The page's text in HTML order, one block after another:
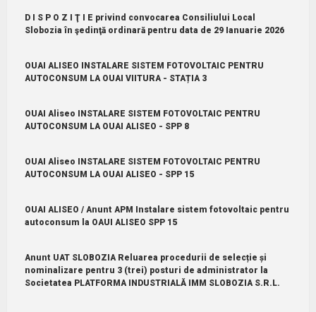
D I S P O Z I Ţ I E privind convocarea Consiliului Local
Slobozia în şedinţă ordinară pentru data de 29 Ianuarie 2026
OUAI ALISEO INSTALARE SISTEM FOTOVOLTAIC PENTRU
AUTOCONSUM LA OUAI VIITURA - STAȚIA 3
OUAI Aliseo INSTALARE SISTEM FOTOVOLTAIC PENTRU
AUTOCONSUM LA OUAI ALISEO - SPP 8
OUAI Aliseo INSTALARE SISTEM FOTOVOLTAIC PENTRU
AUTOCONSUM LA OUAI ALISEO - SPP 15
OUAI ALISEO / Anunt APM Instalare sistem fotovoltaic pentru
autoconsum la OAUI ALISEO SPP 15
Anunt UAT SLOBOZIA Reluarea procedurii de selecție și
nominalizare pentru 3 (trei) posturi de administrator la
Societatea PLATFORMA INDUSTRIALĂ IMM SLOBOZIA S.R.L.